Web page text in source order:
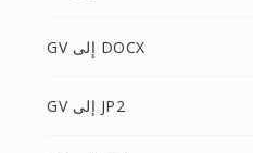
GV إلى DOCX
GV إلى JP2